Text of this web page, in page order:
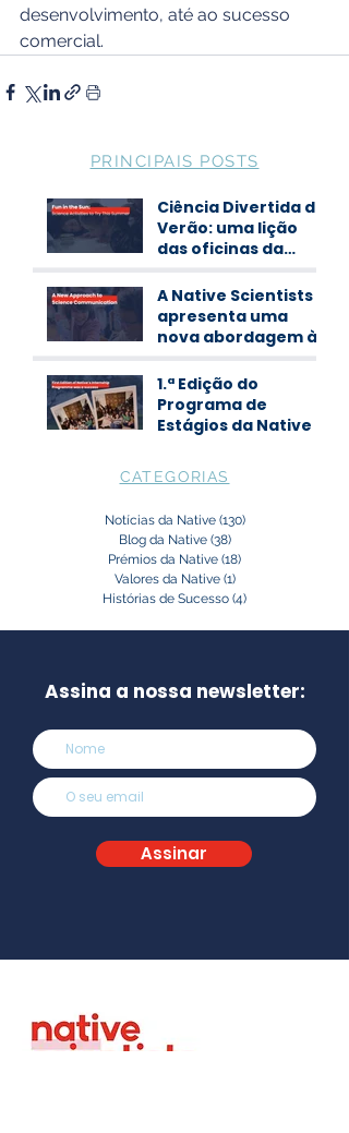
desenvolvimento, até ao sucesso
comercial.
PRINCIPAIS POSTS
Ciência Divertida de
Verão: uma lição
das oficinas da
A Native Scientists
apresenta uma
nova abordagem à
ciência
1.ª Edição do
Programa de
Estágios da Native
CATEGORIAS
Notícias da Native (130)130 posts
Blog da Native (38)38 posts
Prémios da Native (18)
Valores da Native (1)1 post
Histórias de Sucesso (4)
Assina a nossa newsletter:
Assinar